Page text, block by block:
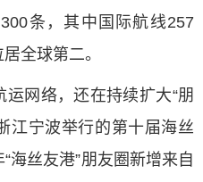
条，其中国际航线257
全球第二。
网络，还在持续扩大“朋
江宁波举行的第十届海丝
海丝友港”朋友圈新增来自